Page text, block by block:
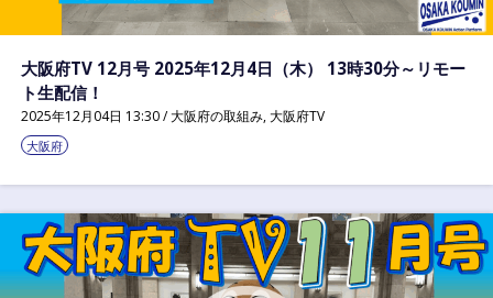
大阪府TV 12月号 2025年12月4日（木） 13時30分～リモー
ト生配信！
2025年12月04日 13:30 /大阪府の取組み,大阪府TV
大阪府